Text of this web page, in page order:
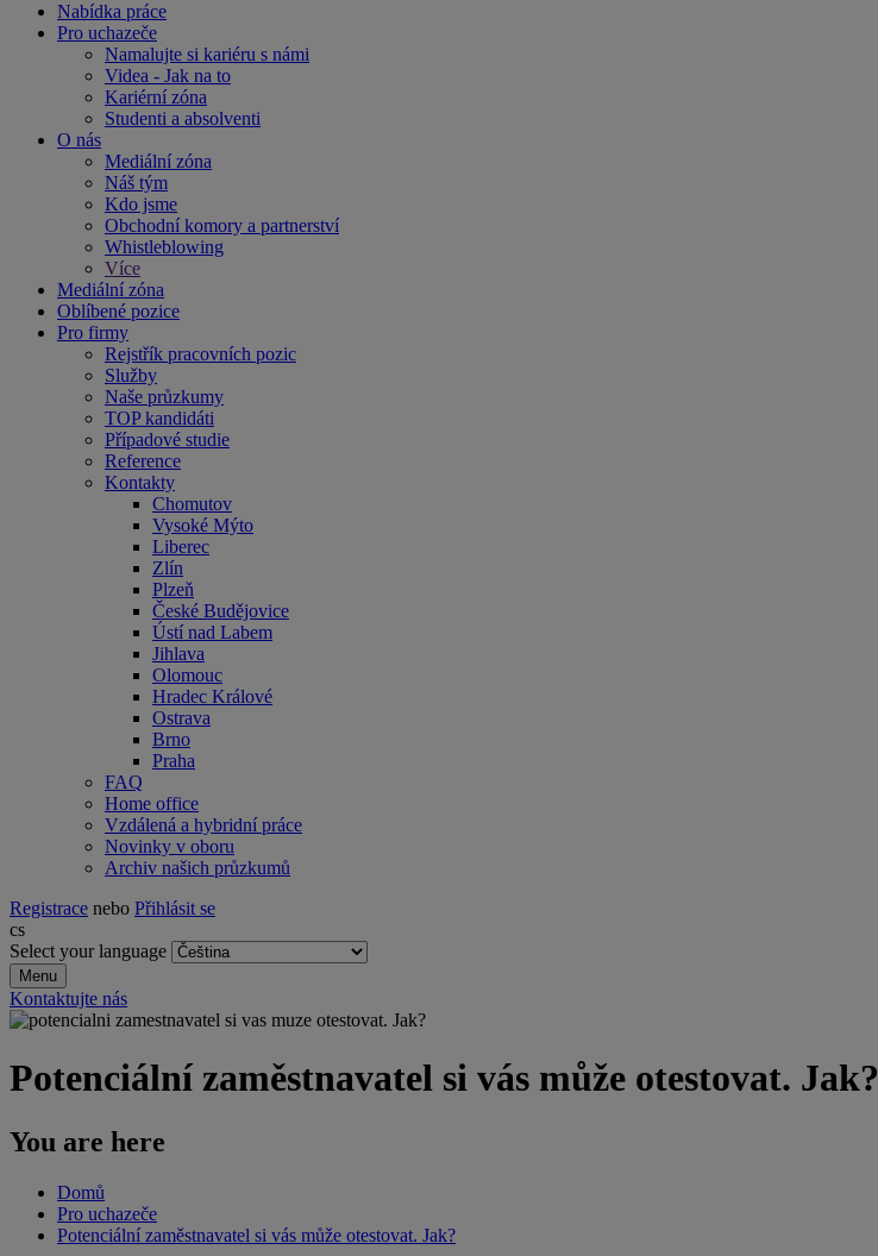
Nabídka práce
Pro uchazeče
Namalujte si kariéru s námi
Videa - Jak na to
Kariérní zóna
Studenti a absolventi
O nás
Mediální zóna
Náš tým
Kdo jsme
Obchodní komory a partnerství
Whistleblowing
Více
Mediální zóna
Oblíbené pozice
Pro firmy
Rejstřík pracovních pozic
Služby
Naše průzkumy
TOP kandidáti
Případové studie
Reference
Kontakty
Chomutov
Vysoké Mýto
Liberec
Zlín
Plzeň
České Budějovice
Ústí nad Labem
Jihlava
Olomouc
Hradec Králové
Ostrava
Brno
Praha
FAQ
Home office
Vzdálená a hybridní práce
Novinky v oboru
Archiv našich průzkumů
Registrace nebo Přihlásit se
cs
Select your language
Menu
Kontaktujte nás
Potenciální zaměstnavatel si vás může otestovat. Jak?
You are here
Domů
Pro uchazeče
Potenciální zaměstnavatel si vás může otestovat. Jak?